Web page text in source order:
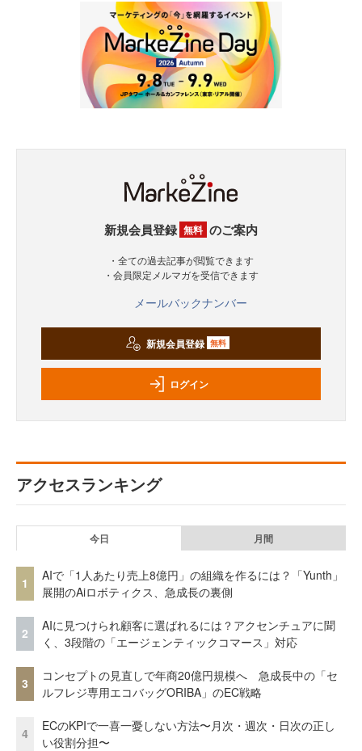
新規会員登録 無料 のご案内
・全ての過去記事が閲覧できます
・会員限定メルマガを受信できます
メールバックナンバー
新規会員登録 無料
ログイン
アクセスランキング
今日 月間
1
AIで「1人あたり売上8億円」の組織を作るには？「Yunth」
展開のAiロボティクス、急成長の裏側
2
AIに見つけられ顧客に選ばれるには？アクセンチュアに聞
く、3段階の「エージェンティックコマース」対応
3
コンセプトの見直しで年商20億円規模へ 急成長中の「セ
ルフレジ専用エコバッグORIBA」のEC戦略
4
ECのKPIで一喜一憂しない方法〜月次・週次・日次の正し
い役割分担〜